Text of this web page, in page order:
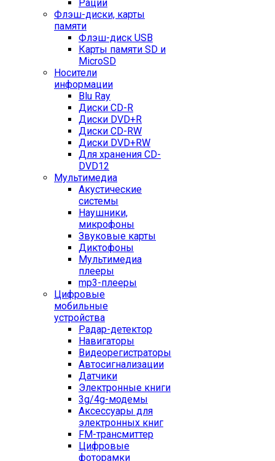
Рации
Флэш-диски, карты
памяти
Флэш-диск USB
Карты памяти SD и
MicroSD
Носители
информации
Blu Ray
Диски CD-R
Диски DVD+R
Диски CD-RW
Диски DVD+RW
Для хранения CD-
DVD12
Мультимедиа
Акустические
системы
Наушники,
микрофоны
Звуковые карты
Диктофоны
Мультимедиа
плееры
mp3-плееры
Цифровые
мобильные
устройства
Радар-детектор
Навигаторы
Видеорегистраторы
Автосигнализации
Датчики
Электронные книги
3g/4g-модемы
Аксессуары для
электронных книг
FM-трансмиттер
Цифровые
фоторамки